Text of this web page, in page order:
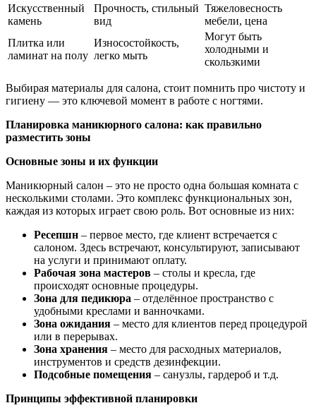
Искусственный
камень
Прочность, стильный
вид
Тяжеловесность
мебели, цена
Плитка или
ламинат на полу
Износостойкость,
легко мыть
Могут быть
холодными и
скользкими
Выбирая материалы для салона, стоит помнить про чистоту и
гигиену — это ключевой момент в работе с ногтями.
Планировка маникюрного салона: как правильно
разместить зоны
Основные зоны и их функции
Маникюрный салон – это не просто одна большая комната с
несколькими столами. Это комплекс функциональных зон,
каждая из которых играет свою роль. Вот основные из них:
Ресепшн – первое место, где клиент встречается с
салоном. Здесь встречают, консультируют, записывают
на услуги и принимают оплату.
Рабочая зона мастеров – столы и кресла, где
происходят основные процедуры.
Зона для педикюра – отделённое пространство с
удобными креслами и ванночками.
Зона ожидания – место для клиентов перед процедурой
или в перерывах.
Зона хранения – место для расходных материалов,
инструментов и средств дезинфекции.
Подсобные помещения – санузлы, гардероб и т.д.
Принципы эффективной планировки